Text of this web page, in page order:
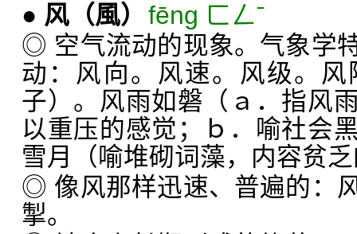
● 风 （風） fēng ㄈㄥˉ
◎ 空气流动的现象。气象学
动：风向。风速。风级。
子）。风雨如磐（ａ．指风
以重压的感觉；ｂ．喻社会
雪月（喻堆砌词藻，内容贫
◎ 像风那样迅速、普遍的：
掣。